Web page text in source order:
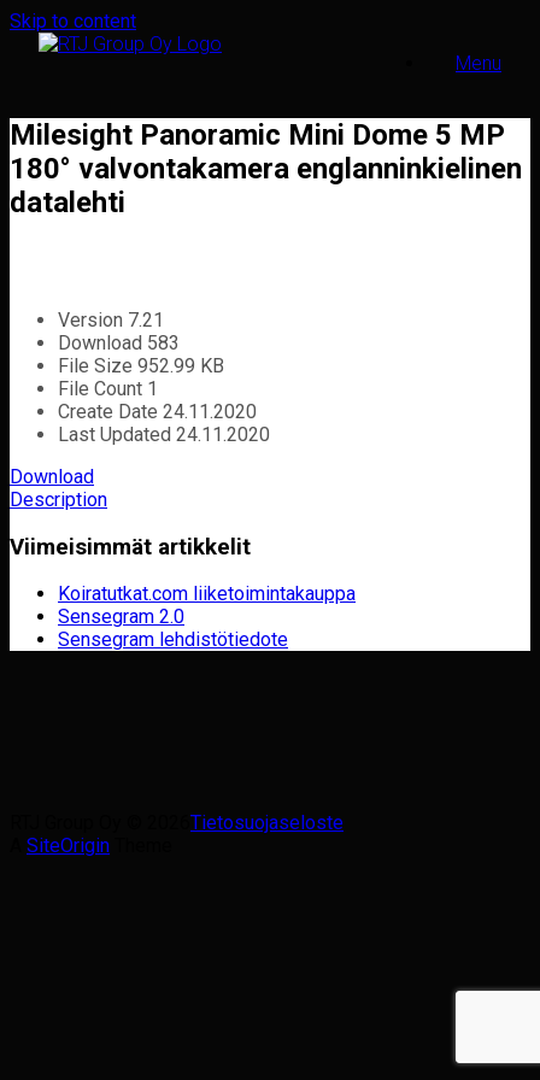
Skip to content
Menu
Milesight Panoramic Mini Dome 5 MP
180° valvontakamera englanninkielinen
datalehti
Version 7.21
Download 583
File Size 952.99 KB
File Count 1
Create Date 24.11.2020
Last Updated 24.11.2020
Download
Description
Viimeisimmät artikkelit
Koiratutkat.com liiketoimintakauppa
Sensegram 2.0
Sensegram lehdistötiedote
Tietosuojaseloste
SiteOrigin